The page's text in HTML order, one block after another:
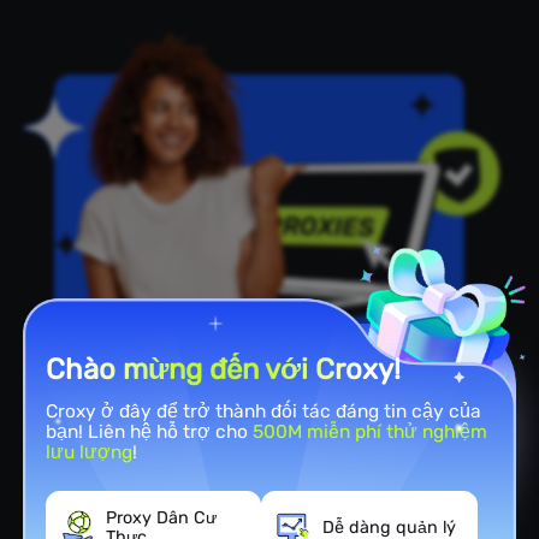
Tại sao giải pháp proxy là
không thể thay thế cho
thương mại điện tử?
Chào mừng đến với Croxy!
Croxy ở đây để trở thành đối tác đáng tin cậy của
bạn! Liên hệ hỗ trợ cho500M miễn phí thử nghiệm
lưu lượng!
Proxy Dân Cư
Dễ dàng quản lý